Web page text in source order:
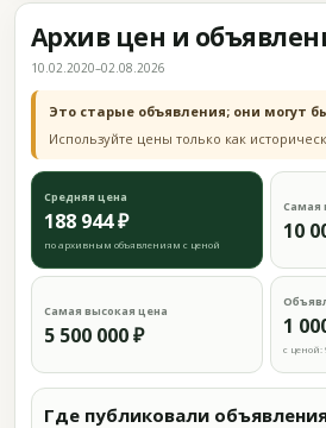
Архив цен и
10.02.2020–02.08.2026
Это старые объявления; они могут
Используйте цены только как
Средняя цена
188 944 ₽
по архивным объявлениям с ценой
Самая
10
Самая высокая цена
5 500 000 ₽ 1
с ценой:
Где публиковали